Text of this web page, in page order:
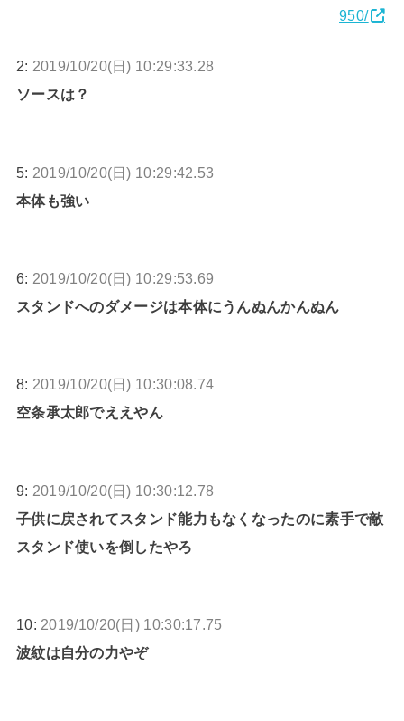
950/
2: 2019/10/20(日) 10:29:33.28
ソースは？
5: 2019/10/20(日) 10:29:42.53
本体も強い
6: 2019/10/20(日) 10:29:53.69
スタンドへのダメージは本体にうんぬんかんぬん
8: 2019/10/20(日) 10:30:08.74
空条承太郎でええやん
9: 2019/10/20(日) 10:30:12.78
子供に戻されてスタンド能力もなくなったのに素手で敵
スタンド使いを倒したやろ
10: 2019/10/20(日) 10:30:17.75
波紋は自分の力やぞ